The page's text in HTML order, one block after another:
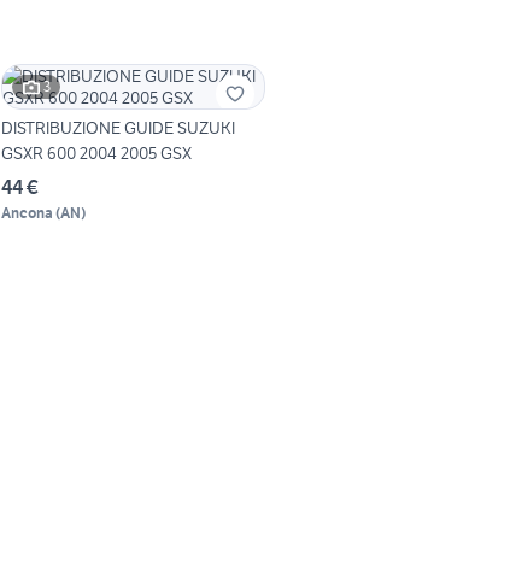
3
DISTRIBUZIONE GUIDE SUZUKI
GSXR 600 2004 2005 GSX
44 €
Ancona (AN)